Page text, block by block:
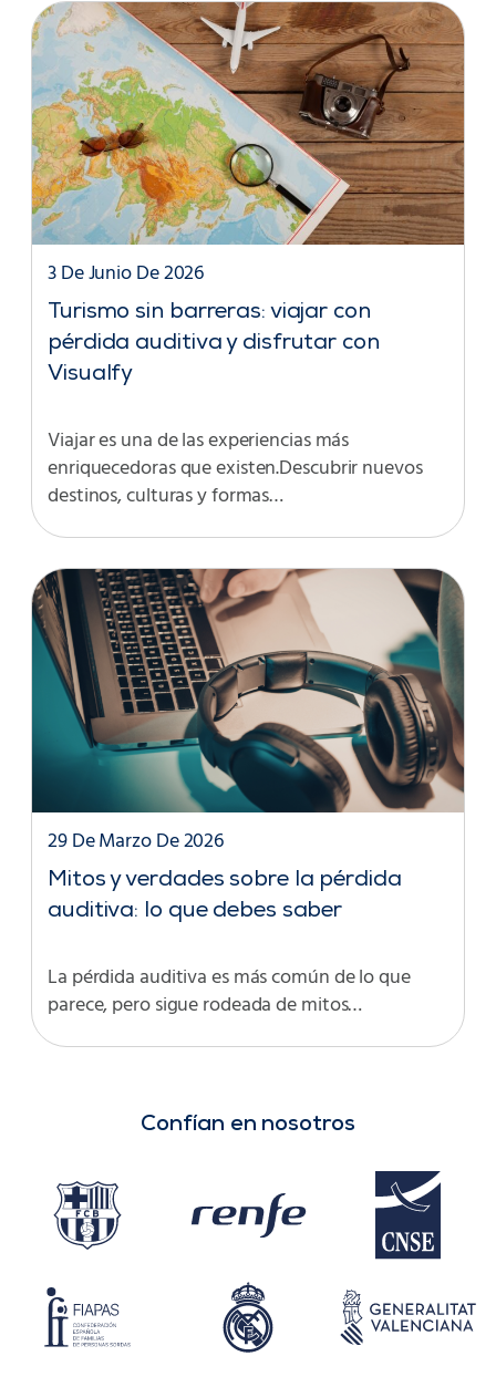
Turismo sin barreras: viajar con
pérdida auditiva y disfrutar con
Visualfy
3 De Junio De 2026
Viajar es una de las experiencias más
enriquecedoras que existen.Descubrir nuevos
destinos, culturas y formas…
Mitos y verdades sobre la pérdida
auditiva: lo que debes saber
29 De Marzo De 2026
La pérdida auditiva es más común de lo que
parece, pero sigue rodeada de mitos…
Confían en nosotros